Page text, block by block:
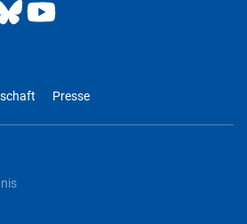
Presse